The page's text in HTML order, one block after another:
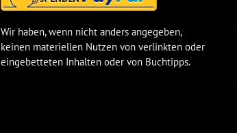
Wir haben, wenn nicht anders angegeben,
keinen materiellen Nutzen von verlinkten oder
eingebetteten Inhalten oder von Buchtipps.